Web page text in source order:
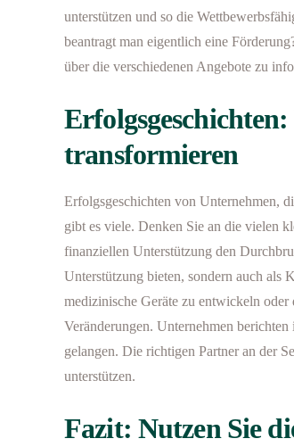
unterstützen und so die
beantragt man eigentlich eine
über die verschiedenen Angebote zu
transformieren
Erfolgsgeschichten von Unternehmen,
gibt es viele. Denken Sie an die vielen
finanziellen Unterstützung den
Unterstützung bieten, sondern auch als
medizinische Geräte zu entwickeln
Veränderungen. Unternehmen
gelangen. Die richtigen Partner an der
unterstützen.
Fazit: Nutzen Sie